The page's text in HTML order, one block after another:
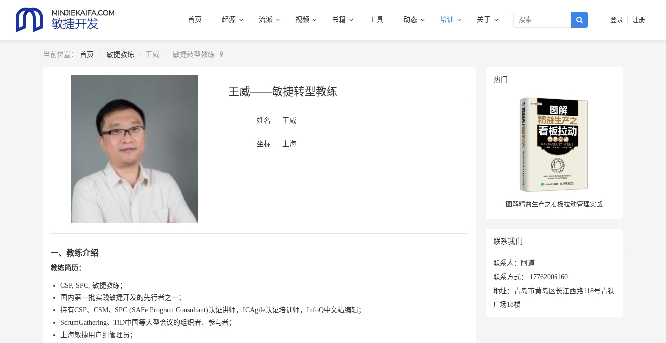
首页 起源 流派 视频 书籍 工具 动态 培训 关于 登录 注册
当前位置： 首页 敏捷教练 王威——敏捷转型教练
王威——敏捷转型教练
姓名 王威
坐标 上海
一、教练介绍
教练简历：
CSP, SPC, 敏捷教练；
国内第一批实践敏捷开发的先行者之一；
持有CSP、CSM、SPC (SAFe Program Consultant)认证讲师，ICAgile认证培训师，InfoQ中文站编辑；
ScrumGathering、TiD中国等大型会议的组织者、参与者；
上海敏捷用户组管理员；
热门
图解精益生产之看板拉动管理实战
联系我们
联系人：阿道
联系方式： 17762006160
地址：青岛市黄岛区长江西路118号青铁
广场18楼